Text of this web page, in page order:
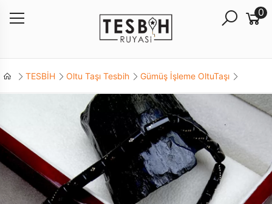
0
TESBİH Oltu Taşı Tesbih Gümüş İşleme OltuTaşı